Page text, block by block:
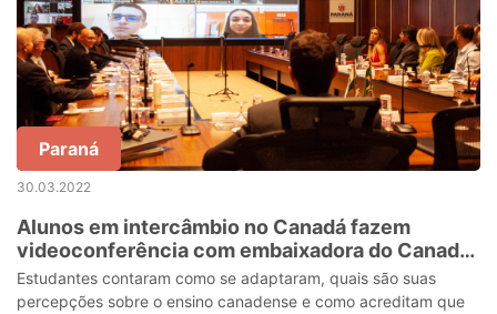
Paraná
30.03.2022
Alunos em intercâmbio no Canadá fazem
videoconferência com embaixadora do Canadá
no Brasil
Estudantes contaram como se adaptaram, quais são suas
percepções sobre o ensino canadense e como acreditam que